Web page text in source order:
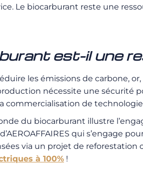
Le biocarburant reste une
est-il une
les émissions de
nécessite une
commercialisation de
du biocarburant illustre
qui s’engage
via un projet de reforestation
à 100% !